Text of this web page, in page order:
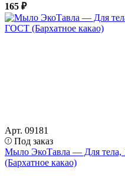
165 ₽
Арт. 09181
Под заказ
Мыло ЭкоТавла — Для тела,
(Бархатное какао)